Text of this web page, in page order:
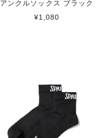
アンクルソックス ブラック
¥1,080